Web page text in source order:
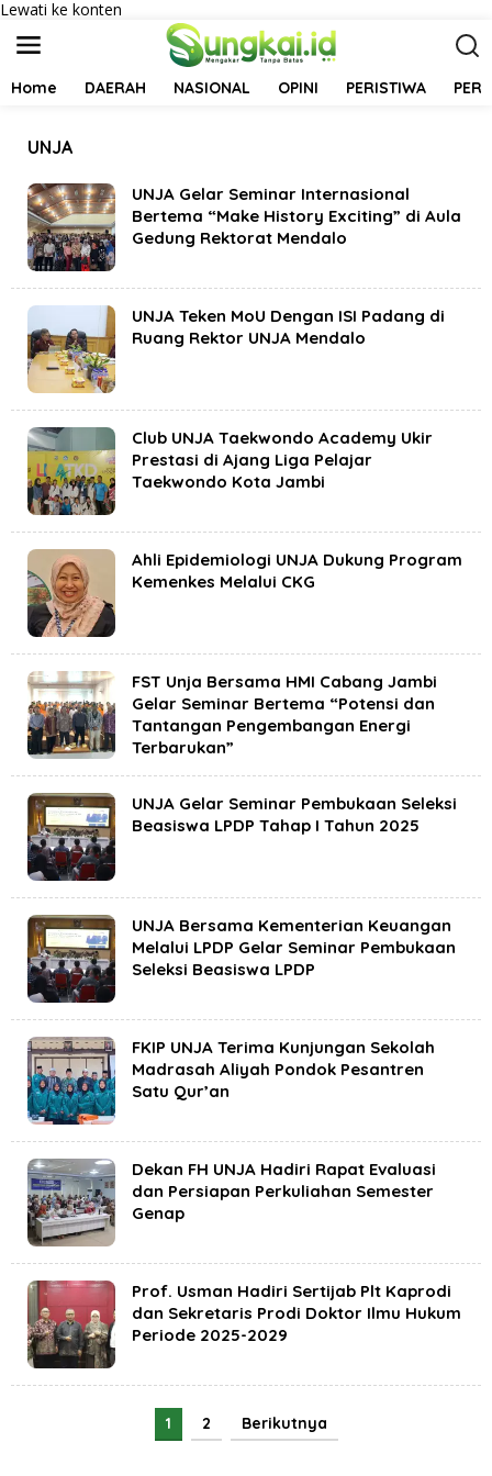
Lewati ke konten
Home DAERAH NASIONAL OPINI PERISTIWA
UNJA
UNJA Gelar Seminar Internasional
Bertema “Make History Exciting” di Aula
Gedung Rektorat Mendalo
UNJA Teken MoU Dengan ISI Padang di
Ruang Rektor UNJA Mendalo
Club UNJA Taekwondo Academy Ukir
Prestasi di Ajang Liga Pelajar
Taekwondo Kota Jambi
Ahli Epidemiologi UNJA Dukung Program
Kemenkes Melalui CKG
FST Unja Bersama HMI Cabang Jambi
Gelar Seminar Bertema “Potensi dan
Tantangan Pengembangan Energi
Terbarukan”
UNJA Gelar Seminar Pembukaan Seleksi
Beasiswa LPDP Tahap I Tahun 2025
UNJA Bersama Kementerian Keuangan
Melalui LPDP Gelar Seminar Pembukaan
Seleksi Beasiswa LPDP
FKIP UNJA Terima Kunjungan Sekolah
Madrasah Aliyah Pondok Pesantren
Satu Qur’an
Dekan FH UNJA Hadiri Rapat Evaluasi
dan Persiapan Perkuliahan Semester
Genap
Prof. Usman Hadiri Sertijab Plt Kaprodi
dan Sekretaris Prodi Doktor Ilmu Hukum
Periode 2025-2029
1 2 Berikutnya